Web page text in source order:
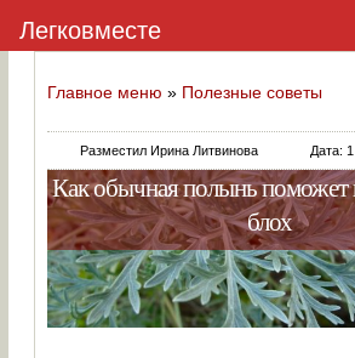
Главное меню » Полезные советы
Разместил Ирина Литвинова Дата:
Как обычная полынь поможет
блох
Легковместе